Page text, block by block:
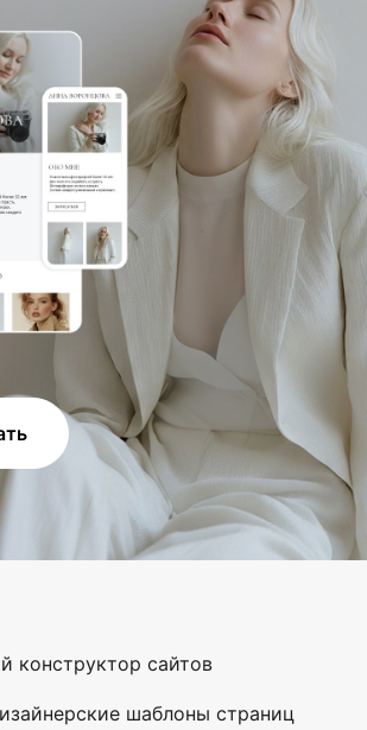
конструктор сайтов
шаблоны страниц